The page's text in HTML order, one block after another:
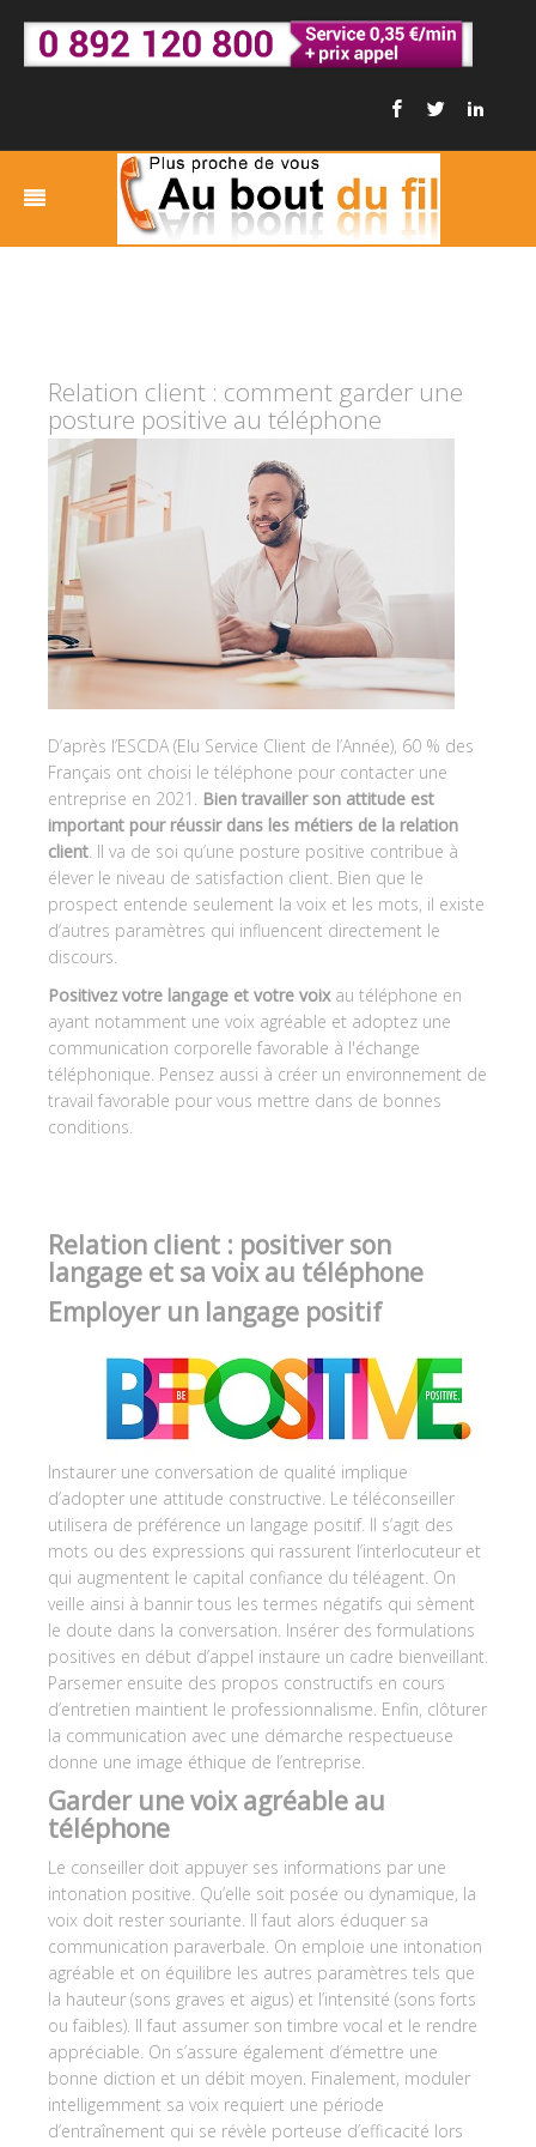
Relation client : comment garder une
posture positive au téléphone
D’après l’ESCDA (Elu Service Client de l’Année), 60 % des
Français ont choisi le téléphone pour contacter une
entreprise en 2021. Bien travailler son attitude est
important pour réussir dans les métiers de la relation
client. Il va de soi qu’une posture positive contribue à
élever le niveau de satisfaction client. Bien que le
prospect entende seulement la voix et les mots, il existe
d’autres paramètres qui influencent directement le
discours.
Positivez votre langage et votre voixau téléphone en
ayant notamment une voix agréable et adoptez une
communication corporelle favorable à l'échange
téléphonique. Pensez aussi à créer un environnement de
travail favorable pour vous mettre dans de bonnes
conditions.
Relation client : positiver son
langage et sa voix au téléphone
Employer un langage positif
Instaurer une conversation de qualité implique
d’adopter une attitude constructive. Le téléconseiller
utilisera de préférence un langage positif. Il s’agit des
mots ou des expressions qui rassurent l’interlocuteur et
qui augmentent le capital confiance du téléagent. On
veille ainsi à bannir tous les termes négatifs qui sèment
le doute dans la conversation. Insérer des formulations
positives en début d’appel instaure un cadre bienveillant.
Parsemer ensuite des propos constructifs en cours
d’entretien maintient le professionnalisme. Enfin, clôturer
la communication avec une démarche respectueuse
donne une image éthique de l’entreprise.
Garder une voix agréable au
téléphone
Le conseiller doit appuyer ses informations par une
intonation positive. Qu’elle soit posée ou dynamique, la
voix doit rester souriante. Il faut alors éduquer sa
communication paraverbale. On emploie une intonation
agréable et on équilibre les autres paramètres tels que
la hauteur (sons graves et aigus) et l’intensité (sons forts
ou faibles). Il faut assumer son timbre vocal et le rendre
appréciable. On s’assure également d’émettre une
bonne diction et un débit moyen. Finalement, moduler
intelligemment sa voix requiert une période
d’entraînement qui se révèle porteuse d’efficacité lors